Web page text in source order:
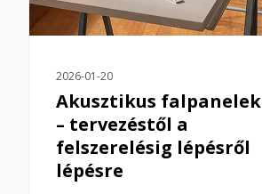
2026-01-20
Akusztikus falpanelek
– tervezéstől a
felszerelésig lépésről
lépésre